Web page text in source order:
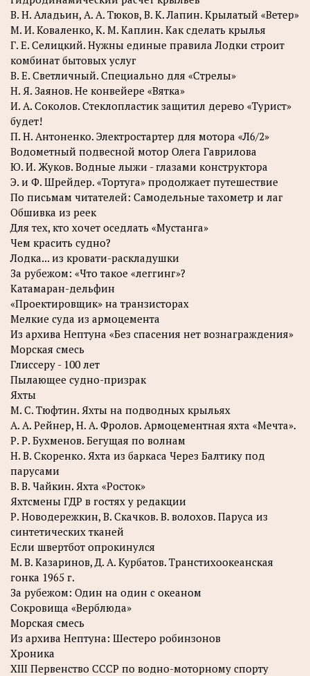
В. Н. Аладьин, А. А. Тюков, В. К. Лапин. Крылатый «Ветер»
М. И. Коваленко, К. М. Каплин. Как сделать крылья
Г. Е. Селицкий. Нужны единые правила Лодки строит
комбинат бытовых услуг
В. Е. Светличный. Специально для «Стрелы»
Н. Я. Заянов. Не конвейере «Вятка»
И. А. Соколов. Стеклопластик защитил дерево «Турист»
будет!
П. Н. Антоненко. Электростартер для мотора «Л6/2»
Водометный подвесной мотор Олега Гаврилова
Ю. И. Жуков. Водные лыжи - глазами конструктора
Э. и Ф. Шрейдер. «Тортуга» продолжает путешествие
По письмам читателей: Самодельные тахометр и лаг
Обшивка из реек
Для тех, кто хочет оседлать «Мустанга»
Чем красить судно?
Лодка... из кровати-раскладушки
За рубежом: «Что такое «леггинг»?
Катамаран-дельфин
«Проектировщик» на транзисторах
Мелкие суда из армоцемента
Из архива Нептуна «Без спасения нет вознаграждения»
Морская смесь
Глиссеру - 100 лет
Пылающее судно-призрак
Яхты
М. С. Тюфтин. Яхты на подводных крыльях
А. А. Рейнер, Н. А. Фролов. Армоцементная яхта «Мечта».
Р. Р. Бухменов. Бегущая по волнам
Н. В. Скоренко. Яхта из баркаса Через Балтику под
парусами
В. В. Чайкин. Яхта «Росток»
Яхтсмены ГДР в гостях у редакции
Р. Новодережкин, В. Скачков. В. волохов. Паруса из
синтетических тканей
Если швертбот опрокинулся
М. В. Казаринов, Д. А. Курбатов. Транстихоокеанская
гонка 1965 г.
За рубежом: Один на один с океаном
Сокровища «Верблюда»
Морская смесь
Из архива Нептуна: Шестеро робинзонов
Хроника
XIII Первенство СССР по водно-моторному спорту